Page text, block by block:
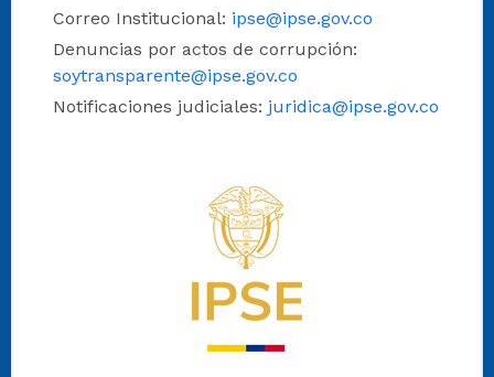
Correo Institucional: ipse@ipse.gov.co
Denuncias por actos de corrupción:
soytransparente@ipse.gov.co
Notificaciones judiciales: juridica@ipse.gov.co